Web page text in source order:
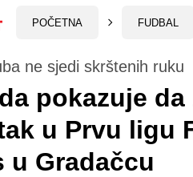
POČETNA FUDBAL
ne sjedi skrštenih ruku
pokazuje
u Prvu ligu
u Gradačcu